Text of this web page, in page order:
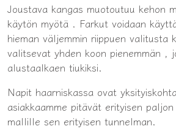
Joustava kangas muotoutuu kehon
käytön myötä . Farkut voidaan
hieman väljemmin riippuen valitusta
valitsevat yhden koon pienemmän ,
alustaalkaen tiukiksi.
Napit haarniskassa ovat
asiakkaamme pitävät erityisen paljon
mallille sen erityisen tunnelman.